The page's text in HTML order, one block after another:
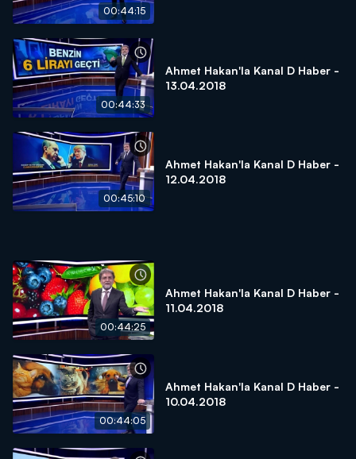
00:44:15
00:44:33
Ahmet Hakan'la Kanal D Haber -
13.04.2018
00:45:10
Ahmet Hakan'la Kanal D Haber -
12.04.2018
00:44:25
Ahmet Hakan'la Kanal D Haber -
11.04.2018
00:44:05
Ahmet Hakan'la Kanal D Haber -
10.04.2018